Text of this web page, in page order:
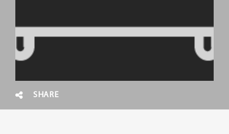
SHARE